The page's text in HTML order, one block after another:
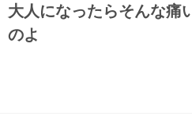
大人になったらそんな痛
のよ